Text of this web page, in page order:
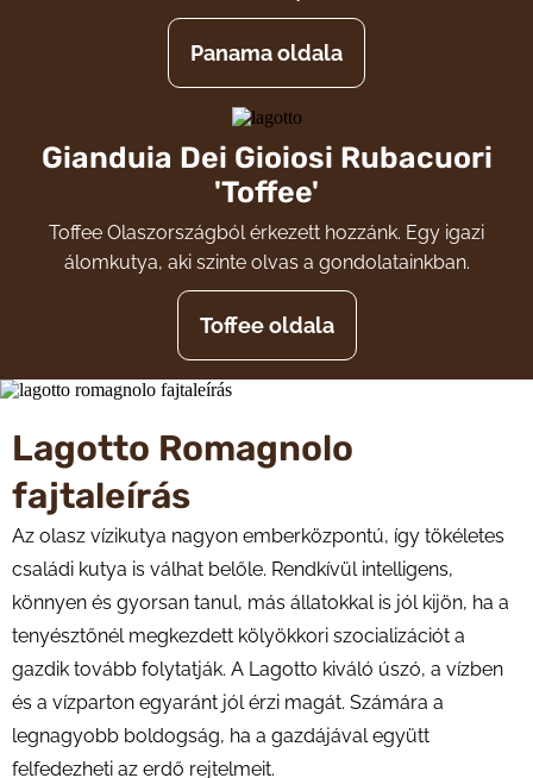
Panama oldala
Gianduia Dei Gioiosi Rubacuori
'Toffee'
Toffee Olaszországból érkezett hozzánk. Egy igazi
álomkutya, aki szinte olvas a gondolatainkban.
Toffee oldala
Lagotto Romagnolo
fajtaleírás
Az olasz vízikutya nagyon emberközpontú, így tökéletes
családi kutya is válhat belőle. Rendkívül intelligens,
könnyen és gyorsan tanul, más állatokkal is jól kijön, ha a
tenyésztőnél megkezdett kölyökkori szocializációt a
gazdik tovább folytatják. A Lagotto kiváló úszó, a vízben
és a vízparton egyaránt jól érzi magát. Számára a
legnagyobb boldogság, ha a gazdájával együtt
felfedezheti az erdő rejtelmeit.